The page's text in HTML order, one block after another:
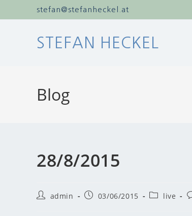
stefan@stefanheckel.at
STEFAN HECKEL
Blog
28/8/2015
admin 03/06/2015 live